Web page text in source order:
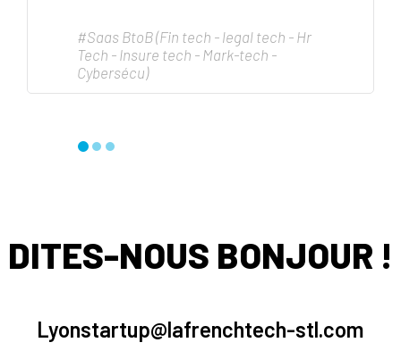
#Saas BtoB (Fin tech - legal tech - Hr
Tech - Insure tech - Mark-tech -
Cybersécu)
DITES-NOUS BONJOUR !
Lyonstartup@lafrenchtech-stl.com